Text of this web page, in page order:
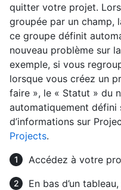
quitter votre projet. Lors
groupée par un champ,
ce groupe définit
nouveau problème sur
exemple, si vous
lorsque vous créez un
faire », le « Statut » du
automatiquement défini
d’informations sur
Projects.
Accédez à votre
En bas d’un